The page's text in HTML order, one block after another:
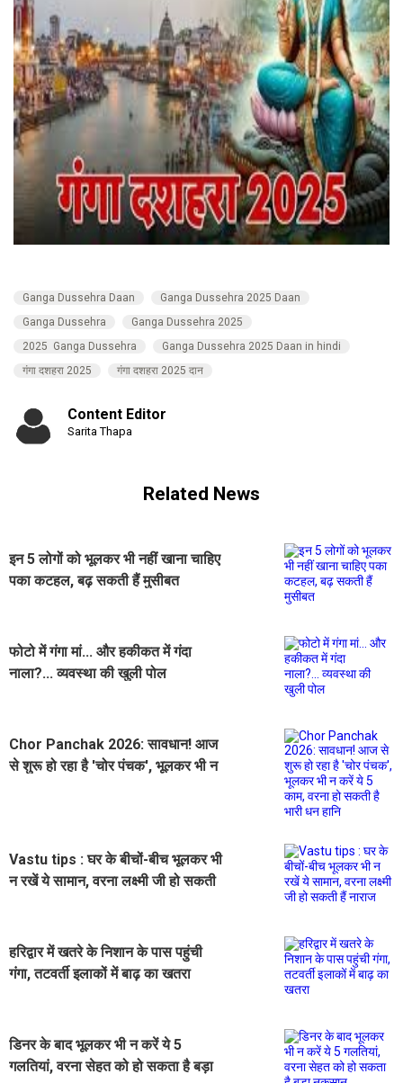
Ganga Dussehra Daan
Ganga Dussehra 2025 Daan
Ganga Dussehra
Ganga Dussehra 2025
2025 Ganga Dussehra
Ganga Dussehra 2025 Daan in hindi
गंगा दशहरा 2025
गंगा दशहरा 2025 दान
Content Editor
Sarita Thapa
Related News
इन 5 लोगों को भूलकर भी नहीं खाना चाहिए
पका कटहल, बढ़ सकती हैं मुसीबत
फोटो में गंगा मां... और हकीकत में गंदा
नाला?... व्यवस्था की खुली पोल
Chor Panchak 2026: सावधान! आज
से शुरू हो रहा है 'चोर पंचक', भूलकर भी न
Vastu tips : घर के बीचों-बीच भूलकर भी
न रखें ये सामान, वरना लक्ष्मी जी हो सकती
हरिद्वार में खतरे के निशान के पास पहुंची
गंगा, तटवर्ती इलाकों में बाढ़ का खतरा
डिनर के बाद भूलकर भी न करें ये 5
गलतियां, वरना सेहत को हो सकता है बड़ा